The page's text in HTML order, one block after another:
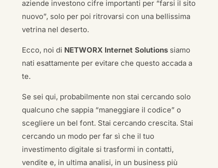
aziende investono cifre importanti per “farsi il sito
nuovo”, solo per poi ritrovarsi con una bellissima
vetrina nel deserto.
Ecco, noi di NETWORX Internet Solutionssiamo
nati esattamente per evitare che questo accada a
te.
Se sei qui, probabilmente non stai cercando solo
qualcuno che sappia “maneggiare il codice” o
scegliere un bel font. Stai cercando crescita. Stai
cercando un modo per far sì che il tuo
investimento digitale si trasformi in contatti,
vendite e, in ultima analisi, in un business più